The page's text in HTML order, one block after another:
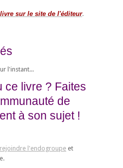
sur le site de l'éditeur.
l'instant...
ce livre ? Faites
de
à son sujet !
l'endogroupe et